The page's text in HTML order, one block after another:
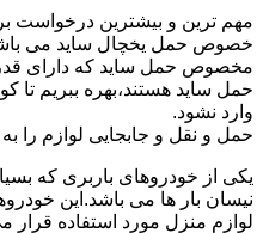
مهم ترین و بیشترین درخواست
خصوص حمل یخچال ساید می
مخصوص حمل ساید که دارای
حمل ساید هستند،بهره ببریم تا
وارد نشود.
حمل و نقل و جابجایی لوازم را به
یکی از خودروهای باربری که
نیسان بار ها می باشد.این
لوازم منزل مورد استفاده قرار